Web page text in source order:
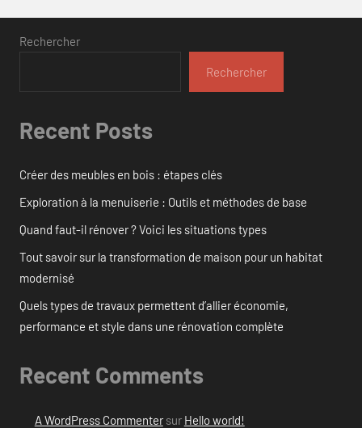
Rechercher
Rechercher
Recent Posts
Créer des meubles en bois : étapes clés
Exploration à la menuiserie : Outils et méthodes de base
Quand faut-il rénover ? Voici les situations types
Tout savoir sur la transformation de maison pour un habitat
modernisé
Quels types de travaux permettent d’allier économie,
performance et style dans une rénovation complète
Recent Comments
A WordPress Commentersur Hello world!